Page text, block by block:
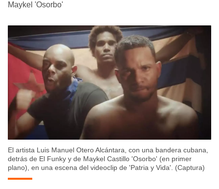
Maykel 'Osorbo'
El artista Luis Manuel Otero Alcántara, con una bandera cubana,
detrás de El Funky y de Maykel Castillo 'Osorbo' (en primer
plano), en una escena del videoclip de 'Patria y Vida'. (Captura)